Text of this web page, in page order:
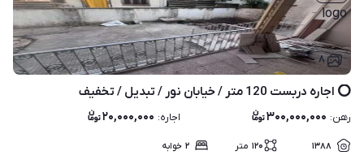
۸
⭕️ اجاره دربست 120 متر / خیابان نور / تبدیل / تخفیف
رهن: ۳۰۰,۰۰۰,۰۰۰ اجاره: ۲۰,۰۰۰,۰۰۰
۱۳۸۸ ۱۲۰ متر ۲ خوابه